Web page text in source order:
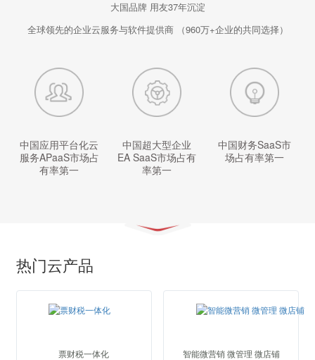
大国品牌 用友37年沉淀
全球领先的企业云服务与软件提供商
（960万+企业的共同选择）
中国应用平台化云
服务APaaS市场占
有率第一
中国超大型企业
EA SaaS市场占有
率第一
中国财务SaaS市
场占有率第一
热门云产品
票财税一体化 智能微营销 微管理 微店铺